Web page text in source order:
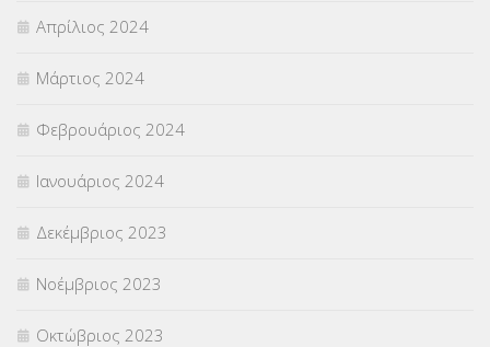
Απρίλιος 2024
Μάρτιος 2024
Φεβρουάριος 2024
Ιανουάριος 2024
Δεκέμβριος 2023
Νοέμβριος 2023
Οκτώβριος 2023